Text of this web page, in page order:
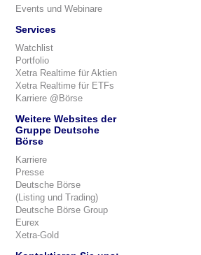
Events und Webinare
Services
Watchlist
Portfolio
Xetra Realtime für Aktien
Xetra Realtime für ETFs
Karriere @Börse
Weitere Websites der
Gruppe Deutsche
Börse
Karriere
Presse
Deutsche Börse
(Listing und Trading)
Deutsche Börse Group
Eurex
Xetra-Gold